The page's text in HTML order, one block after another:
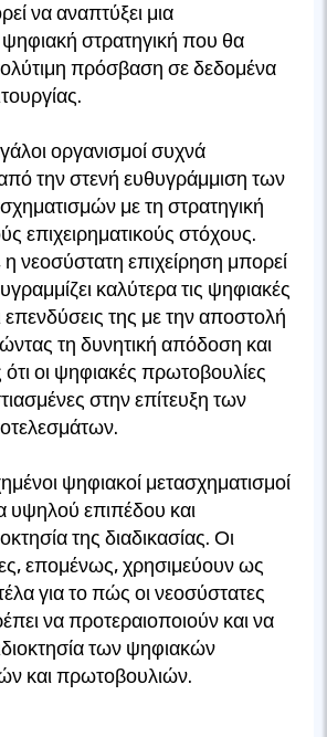
να αναπτύξει μια
στρατηγική που θα
πρόσβαση σε δεδομένα
οργανισμοί συχνά
την στενή ευθυγράμμιση των
με τη στρατηγική
επιχειρηματικούς στόχους.
νεοσύστατη επιχείρηση μπορεί
καλύτερα τις ψηφιακές
επενδύσεις της με την αποστολή
τη δυνητική απόδοση και
ότι οι ψηφιακές πρωτοβουλίες
στην επίτευξη των
ψηφιακοί μετασχηματισμοί
υψηλού επιπέδου και
της διαδικασίας. Οι
επομένως, χρησιμεύουν ως
για το πώς οι νεοσύστατες
να προτεραιοποιούν και να
των ψηφιακών
και πρωτοβουλιών.